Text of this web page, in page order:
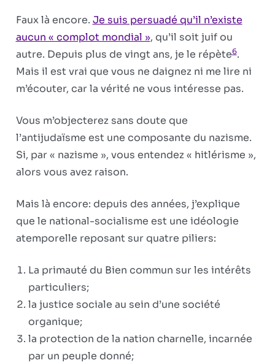
Faux là encore. Je suis persuadé qu’il n’existe
aucun « complot mon­dial », qu’il soit juif ou
autre. Depuis plus de vingt ans, je le répète6.
Mais il est vrai que vous ne daignez ni me lire ni
m’écouter, car la vérité ne vous intéresse pas.
Vous m’objecterez sans doute que
l’antijudaïsme est une composante du nazisme.
Si, par « nazisme », vous entendez « hitlérisme »,
alors vous avez raison.
Mais là encore: depuis des années, j’explique
que le national-socialisme est une idéologie
atemporelle reposant sur quatre piliers:
La primauté du Bien commun sur les intérêts
particuliers;
la justice sociale au sein d’une société
organique;
la protection de la nation charnelle, incarnée
par un peuple donné;